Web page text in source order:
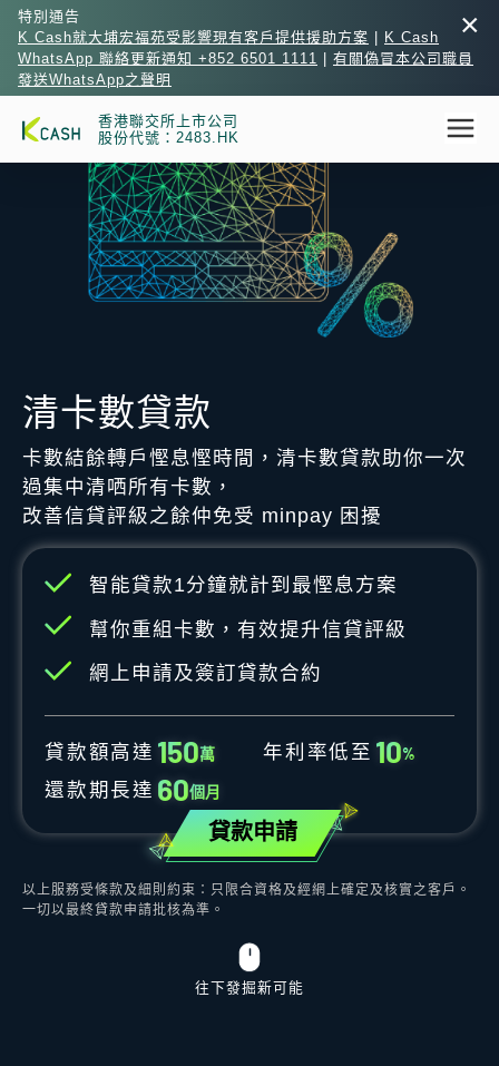
×
特別通告
K Cash就大埔宏福苑受影響現有客戶提供援助方案
K Cash
WhatsApp 聯絡更新通知 +852 6501 1111
有關偽冒本公司職員
發送WhatsApp之聲明
香港聯交所上市公司
股份代號：2483.HK
清卡數貸款
卡數結餘轉戶慳息慳時間，清卡數貸款助你一次
過集中清哂所有卡數，
改善信貸評級之餘仲免受 minpay 困擾
智能貸款1分鐘就計到最慳息方案
幫你重組卡數，有效提升信貸評級
網上申請及簽訂貸款合約
貸款額高達 150萬 年利率低至 10%
還款期長達 60個月
貸款申請
以上服務受條款及細則約束：只限合資格及經網上確定及核實之客戶。
一切以最終貸款申請批核為準。
往下發掘新可能